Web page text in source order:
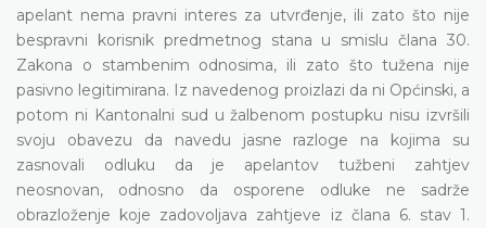
apelant nema pravni interes za utvrđenje, ili zato što nije
bespravni korisnik predmetnog stana u smislu člana 30.
Zakona o stambenim odnosima, ili zato što tužena nije
pasivno legitimirana. Iz navedenog proizlazi da ni Općinski, a
potom ni Kantonalni sud u žalbenom postupku nisu izvršili
svoju obavezu da navedu jasne razloge na kojima su
zasnovali odluku da je apelantov tužbeni zahtjev
neosnovan, odnosno da osporene odluke ne sadrže
obrazloženje koje zadovoljava zahtjeve iz člana 6. stav 1.